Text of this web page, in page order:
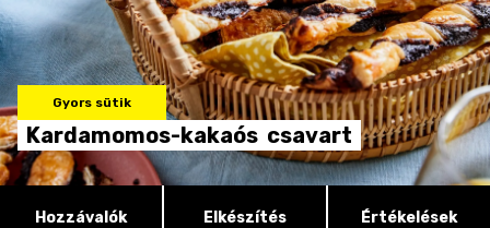
Gyors sütik
Kardamomos-kakaós csavart
Hozzávalók Elkészítés Értékelések